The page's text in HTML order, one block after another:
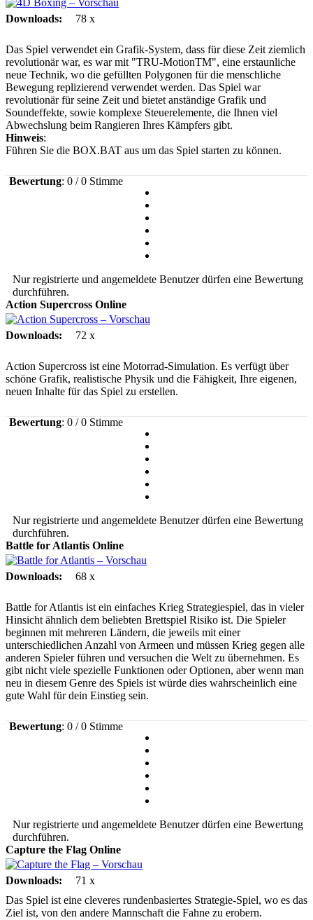
Downloads: 78 x
Das Spiel verwendet ein Grafik-System, dass für diese Zeit ziemlich
revolutionär war, es war mit "TRU-MotionTM", eine erstaunliche
neue Technik, wo die gefüllten Polygonen für die menschliche
Bewegung replizierend verwendet werden. Das Spiel war
revolutionär für seine Zeit und bietet anständige Grafik und
Soundeffekte, sowie komplexe Steuerelemente, die Ihnen viel
Abwechslung beim Rangieren Ihres Kämpfers gibt.
Hinweis:
Führen Sie die BOX.BAT aus um das Spiel starten zu können.
Bewertung: 0 / 0 Stimme
Nur registrierte und angemeldete Benutzer dürfen eine Bewertung
durchführen.
Action Supercross Online
Downloads: 72 x
Action Supercross ist eine Motorrad-Simulation. Es verfügt über
schöne Grafik, realistische Physik und die Fähigkeit, Ihre eigenen,
neuen Inhalte für das Spiel zu erstellen.
Bewertung: 0 / 0 Stimme
Nur registrierte und angemeldete Benutzer dürfen eine Bewertung
durchführen.
Battle for Atlantis Online
Downloads: 68 x
Battle for Atlantis ist ein einfaches Krieg Strategiespiel, das in vieler
Hinsicht ähnlich dem beliebten Brettspiel Risiko ist. Die Spieler
beginnen mit mehreren Ländern, die jeweils mit einer
unterschiedlichen Anzahl von Armeen und müssen Krieg gegen alle
anderen Spieler führen und versuchen die Welt zu übernehmen. Es
gibt nicht viele spezielle Funktionen oder Optionen, aber wenn man
neu in diesem Genre des Spiels ist würde dies wahrscheinlich eine
gute Wahl für dein Einstieg sein.
Bewertung: 0 / 0 Stimme
Nur registrierte und angemeldete Benutzer dürfen eine Bewertung
durchführen.
Capture the Flag Online
Downloads:
71 x
Das Spiel ist eine cleveres rundenbasiertes Strategie-Spiel, wo es das
Ziel ist, von den andere Mannschaft die Fahne zu erobern.